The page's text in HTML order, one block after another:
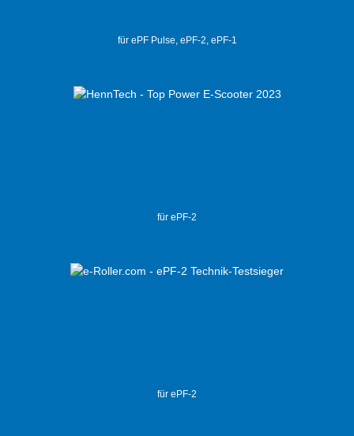
für ePF Pulse, ePF-2, ePF-1
für ePF-2
für ePF-2